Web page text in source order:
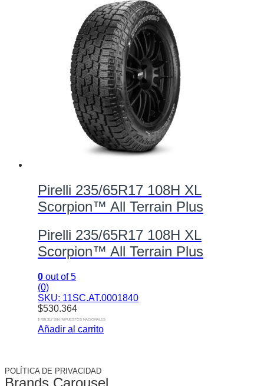
Pirelli 235/65R17 108H XL
Scorpion™ All Terrain Plus
Pirelli 235/65R17 108H XL
Scorpion™ All Terrain Plus
0 out of 5
(0)
SKU: 11SC.AT.0001840
$530.364
$ 438.317 SIN IMPUESTOS NACIONALES
Añadir al carrito
Brands Carousel
POLÍTICA DE PRIVACIDAD